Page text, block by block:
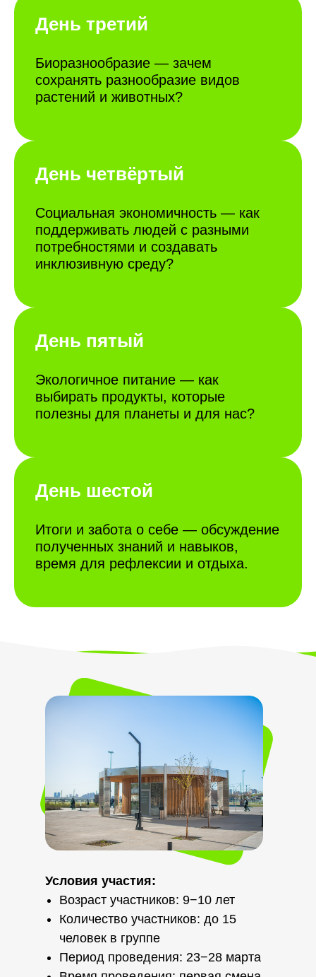
День третий
Биоразнообразие — зачем
сохранять разнообразие видов
растений и животных?
День четвёртый
Социальная экономичность — как
поддерживать людей с разными
потребностями и создавать
инклюзивную среду?
День пятый
Экологичное питание — как
выбирать продукты, которые
полезны для планеты и для нас?
День шестой
Итоги и забота о себе — обсуждение
полученных знаний и навыков,
время для рефлексии и отдыха.
Условия участия:
Возраст участников: 9−10 лет
Количество участников: до 15
человек в группе
Период проведения: 23−28 марта